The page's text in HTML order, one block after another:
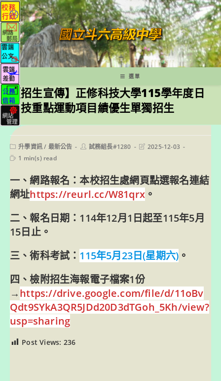
跳
轉
至
主
要
內
容
選單
【招生宣傳】正修科技大學115學年度日
四技重點運動項目績優生單獨招生
Post
category:
升學資訊/ 最新公告
Post試務組長#1280
Post2025-12-03
Reading
1 min(s) read
一、網路報名：本校招生處網頁點選報名連結
網址https://reurl.cc/W81qrx 。
二、報名日期：114年12月1日起至115年5月
15日止。
三、術科考試： 115年5月23日(星期六) 。
四、檢附招生海報電子檔案1份
→https://drive.google.com/file/d/11oBv
Qdt9SYkA3QR5JDd20D3dTGoh_5Kh/view?
usp=sharing
Post Views: 236